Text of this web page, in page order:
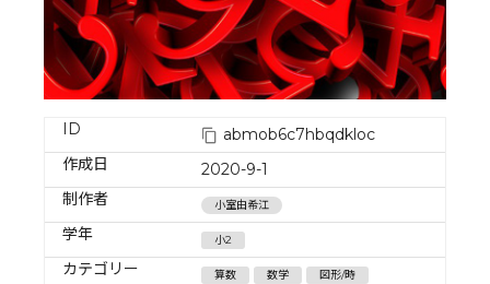
ID
abmob6c7hbqdkloc
作成日
2020-9-1
制作者
小室由希江
学年 小2
カテゴリー 算数 数学 図形/時